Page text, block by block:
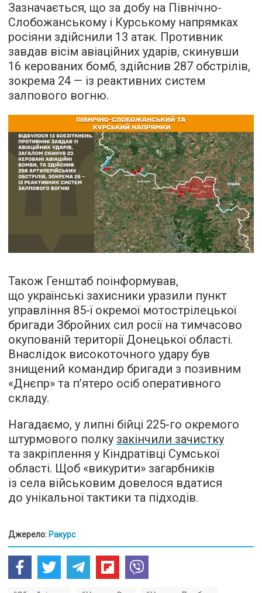
Зазначається, що за добу на Північно-
Слобожанському і Курському напрямках
росіяни здійснили 13 атак. Противник
завдав вісім авіаційних ударів, скинувши
16 керованих бомб, здійснив 287 обстрілів,
зокрема 24 — із реактивних систем
залпового вогню.
Також Генштаб поінформував,
що українські захисники уразили пункт
управління 85-ї окремої мотострілецької
бригади Збройних сил росії на тимчасово
окупованій території Донецької області.
Внаслідок високоточного удару був
знищений командир бригади з позивним
«Днєпр» та п’ятеро осіб оперативного
складу.
Нагадаємо, у липні бійці 225-го окремого
штурмового полку закінчили зачистку
та закріплення у Кіндратівці Сумської
області. Щоб «викурити» загарбників
із села військовим довелося вдатися
до унікальної тактики та підходів.
Джерело: Ракурс